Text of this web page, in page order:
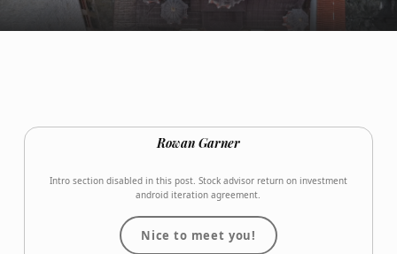
Rowan Garner
Intro section disabled in this post. Stock advisor return on investment
android iteration agreement.
Nice to meet you!